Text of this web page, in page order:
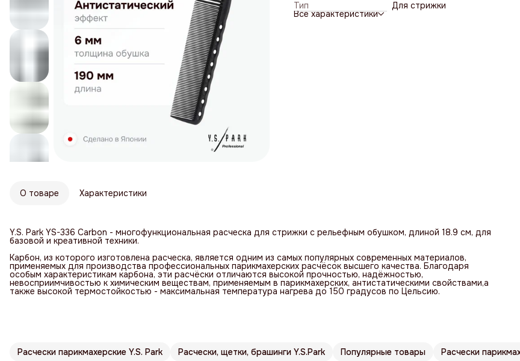
химическим веществам, применяемым в
антистатическими свойствами,а также высокой
Тип
Для стрижки
Все характеристики
О товаре Характеристики
Y.S. Park YS-336 Carbon - многофункциональная расческа для стрижки с рельефным обушком, длиной 18.9 см, для
базовой и креативной техники.
Карбон, из которого изготовлена расческа, является одним из самых популярных современных материалов,
применяемых для производства профессиональных парикмахерских расчёсок высшего качества. Благодаря
особым характеристикам карбона, эти расчёски отличаются высокой прочностью, надёжностью,
невосприимчивостью к химическим веществам, применяемым в парикмахерских, антистатическими свойствами,а
также высокой термостойкостью - максимальная температура нагрева до 150 градусов по Цельсию.
Расчески парикмахерские Y.S. Park Расчески, щетки, брашинги Y.S.Park Популярные товары Расчески